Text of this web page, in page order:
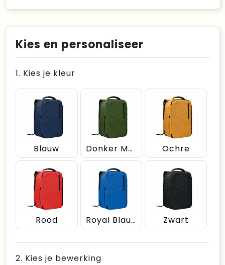
Kies en personaliseer
1. Kies je kleur
Blauw Donker Marinegroen Ochre
Rood Royal Blauw Zwart
2. Kies je bewerking